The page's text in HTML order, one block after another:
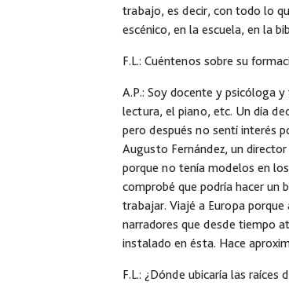
trabajo, es decir, con todo lo
escénico, en la escuela, en la
F.L.: Cuéntenos sobre su
A.P.: Soy docente y psicóloga
lectura, el piano, etc. Un día
pero después no sentí interés
Augusto Fernández, un
porque no tenía modelos en
comprobé que podría hacer un
trabajar. Viajé a Europa
narradores que desde tiempo
instalado en ésta. Hace
F.L.: ¿Dónde ubicaría las raíces